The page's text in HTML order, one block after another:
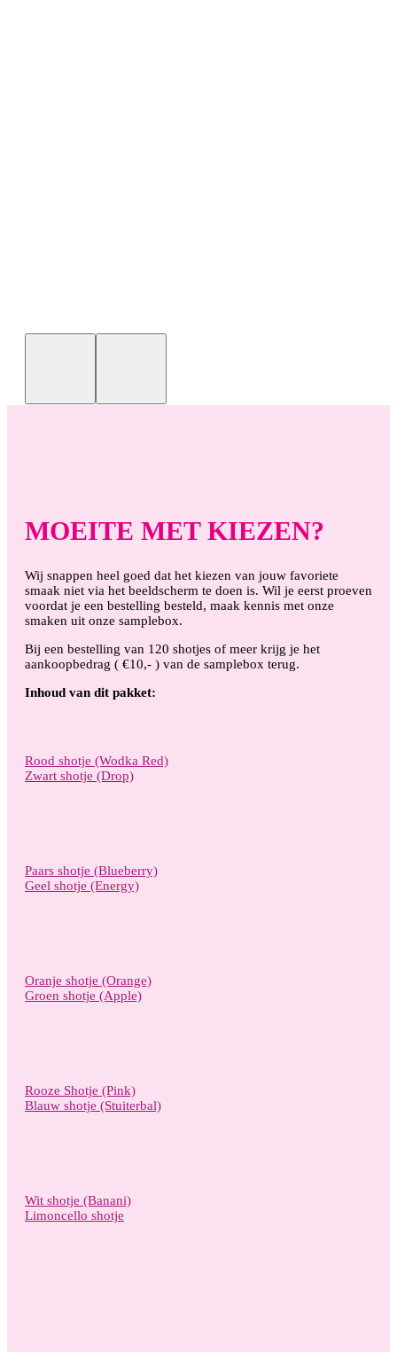
MOEITE MET KIEZEN?
Wij snappen heel goed dat het kiezen van jouw favoriete
smaak niet via het beeldscherm te doen is. Wil je eerst proeven
voordat je een bestelling besteld, maak kennis met onze
smaken uit onze samplebox.
Bij een bestelling van 120 shotjes of meer krijg je het
aankoopbedrag ( €10,- ) van de samplebox terug.
Inhoud van dit pakket:
Rood shotje (Wodka Red)
Zwart shotje (Drop)
Paars shotje (Blueberry)
Geel shotje (Energy)
Oranje shotje (Orange)
Groen shotje (Apple)
Rooze Shotje (Pink)
Blauw shotje (Stuiterbal)
Wit shotje (Banani)
Limoncello shotje